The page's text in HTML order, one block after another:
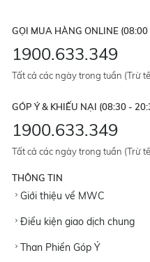
GỌI MUA HÀNG ONLINE
1900.633.349
Tất cả các ngày trong tuần (Trừ
GÓP Ý & KHIẾU NẠI (08:30 -
1900.633.349
Tất cả các ngày trong tuần (Trừ
THÔNG TIN
Giới thiệu về MWC
Điều kiện giao dịch chung
Than Phiền Góp Ý